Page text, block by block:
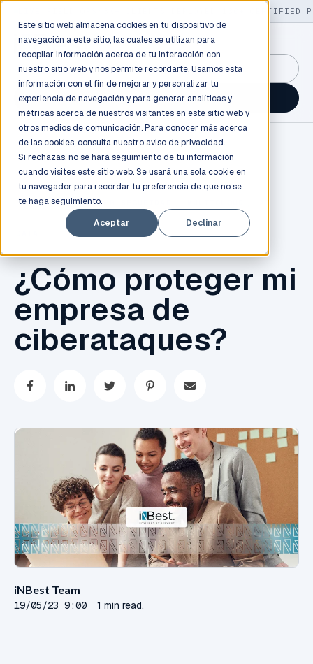
Este sitio web almacena cookies en tu dispositivo de
navegación a este sitio, las cuales se utilizan para
recopilar información acerca de tu interacción con
nuestro sitio web y nos permite recordarte. Usamos esta
información con el fin de mejorar y personalizar tu
experiencia de navegación y para generar analíticas y
métricas acerca de nuestros visitantes en este sitio web y
otros medios de comunicación. Para conocer más acerca
de las cookies, consulta nuestro aviso de privacidad.
Si rechazas, no se hará seguimiento de tu información
cuando visites este sitio web. Se usará una sola cookie en
tu navegador para recordar tu preferencia de que no se
te haga seguimiento.
Aceptar
Declinar
130+ CERTIFIED
GuidancePlex →
Talk to an engineer →
NUBE , AWS , CIBER SEGURIDAD
¿Cómo proteger mi
empresa de
ciberataques?
iNBest Team
19/05/23 9:00 1 min read.